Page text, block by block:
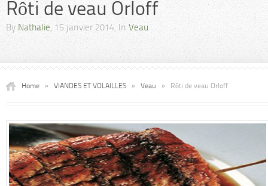
Rôti de veau Orloff
By Nathalie, 15 janvier 2014, In Veau
Home » VIANDES ET VOLAILLES » Veau » Rôti de veau Orloff